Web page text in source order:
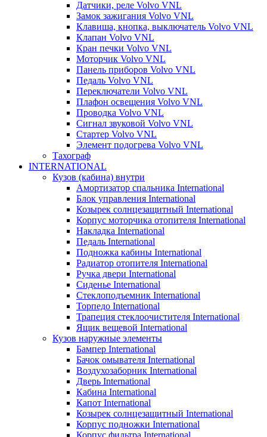
Датчики, реле Volvo VNL
Замок зажигания Volvo VNL
Клавиша, кнопка, выключатель Volvo VNL
Клапан Volvo VNL
Кран печки Volvo VNL
Моторчик Volvo VNL
Панель приборов Volvo VNL
Педаль Volvo VNL
Переключатели Volvo VNL
Плафон освещения Volvo VNL
Проводка Volvo VNL
Сигнал звуковой Volvo VNL
Стартер Volvo VNL
Элемент подогрева Volvo VNL
Тахограф
INTERNATIONAL
Кузов (кабина) внутри
Амортизатор спальника International
Блок управления International
Козырек солнцезащитный International
Корпус моторчика отопителя International
Накладка International
Педаль International
Подножка кабины International
Радиатор отопителя International
Ручка двери International
Сиденье International
Стеклоподъемник International
Торпедо International
Трапеция стеклоочистителя International
Ящик вещевой International
Кузов наружные элементы
Бампер International
Бачок омывателя International
Воздухозаборник International
Дверь International
Кабина International
Капот International
Козырек солнцезащитный International
Корпус подножки International
Корпус фильтра International